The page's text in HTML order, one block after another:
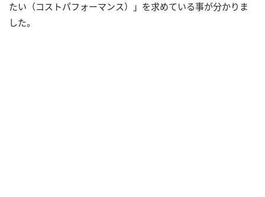
たい（コストパフォーマンス）」を求めている事が分かりま
した。